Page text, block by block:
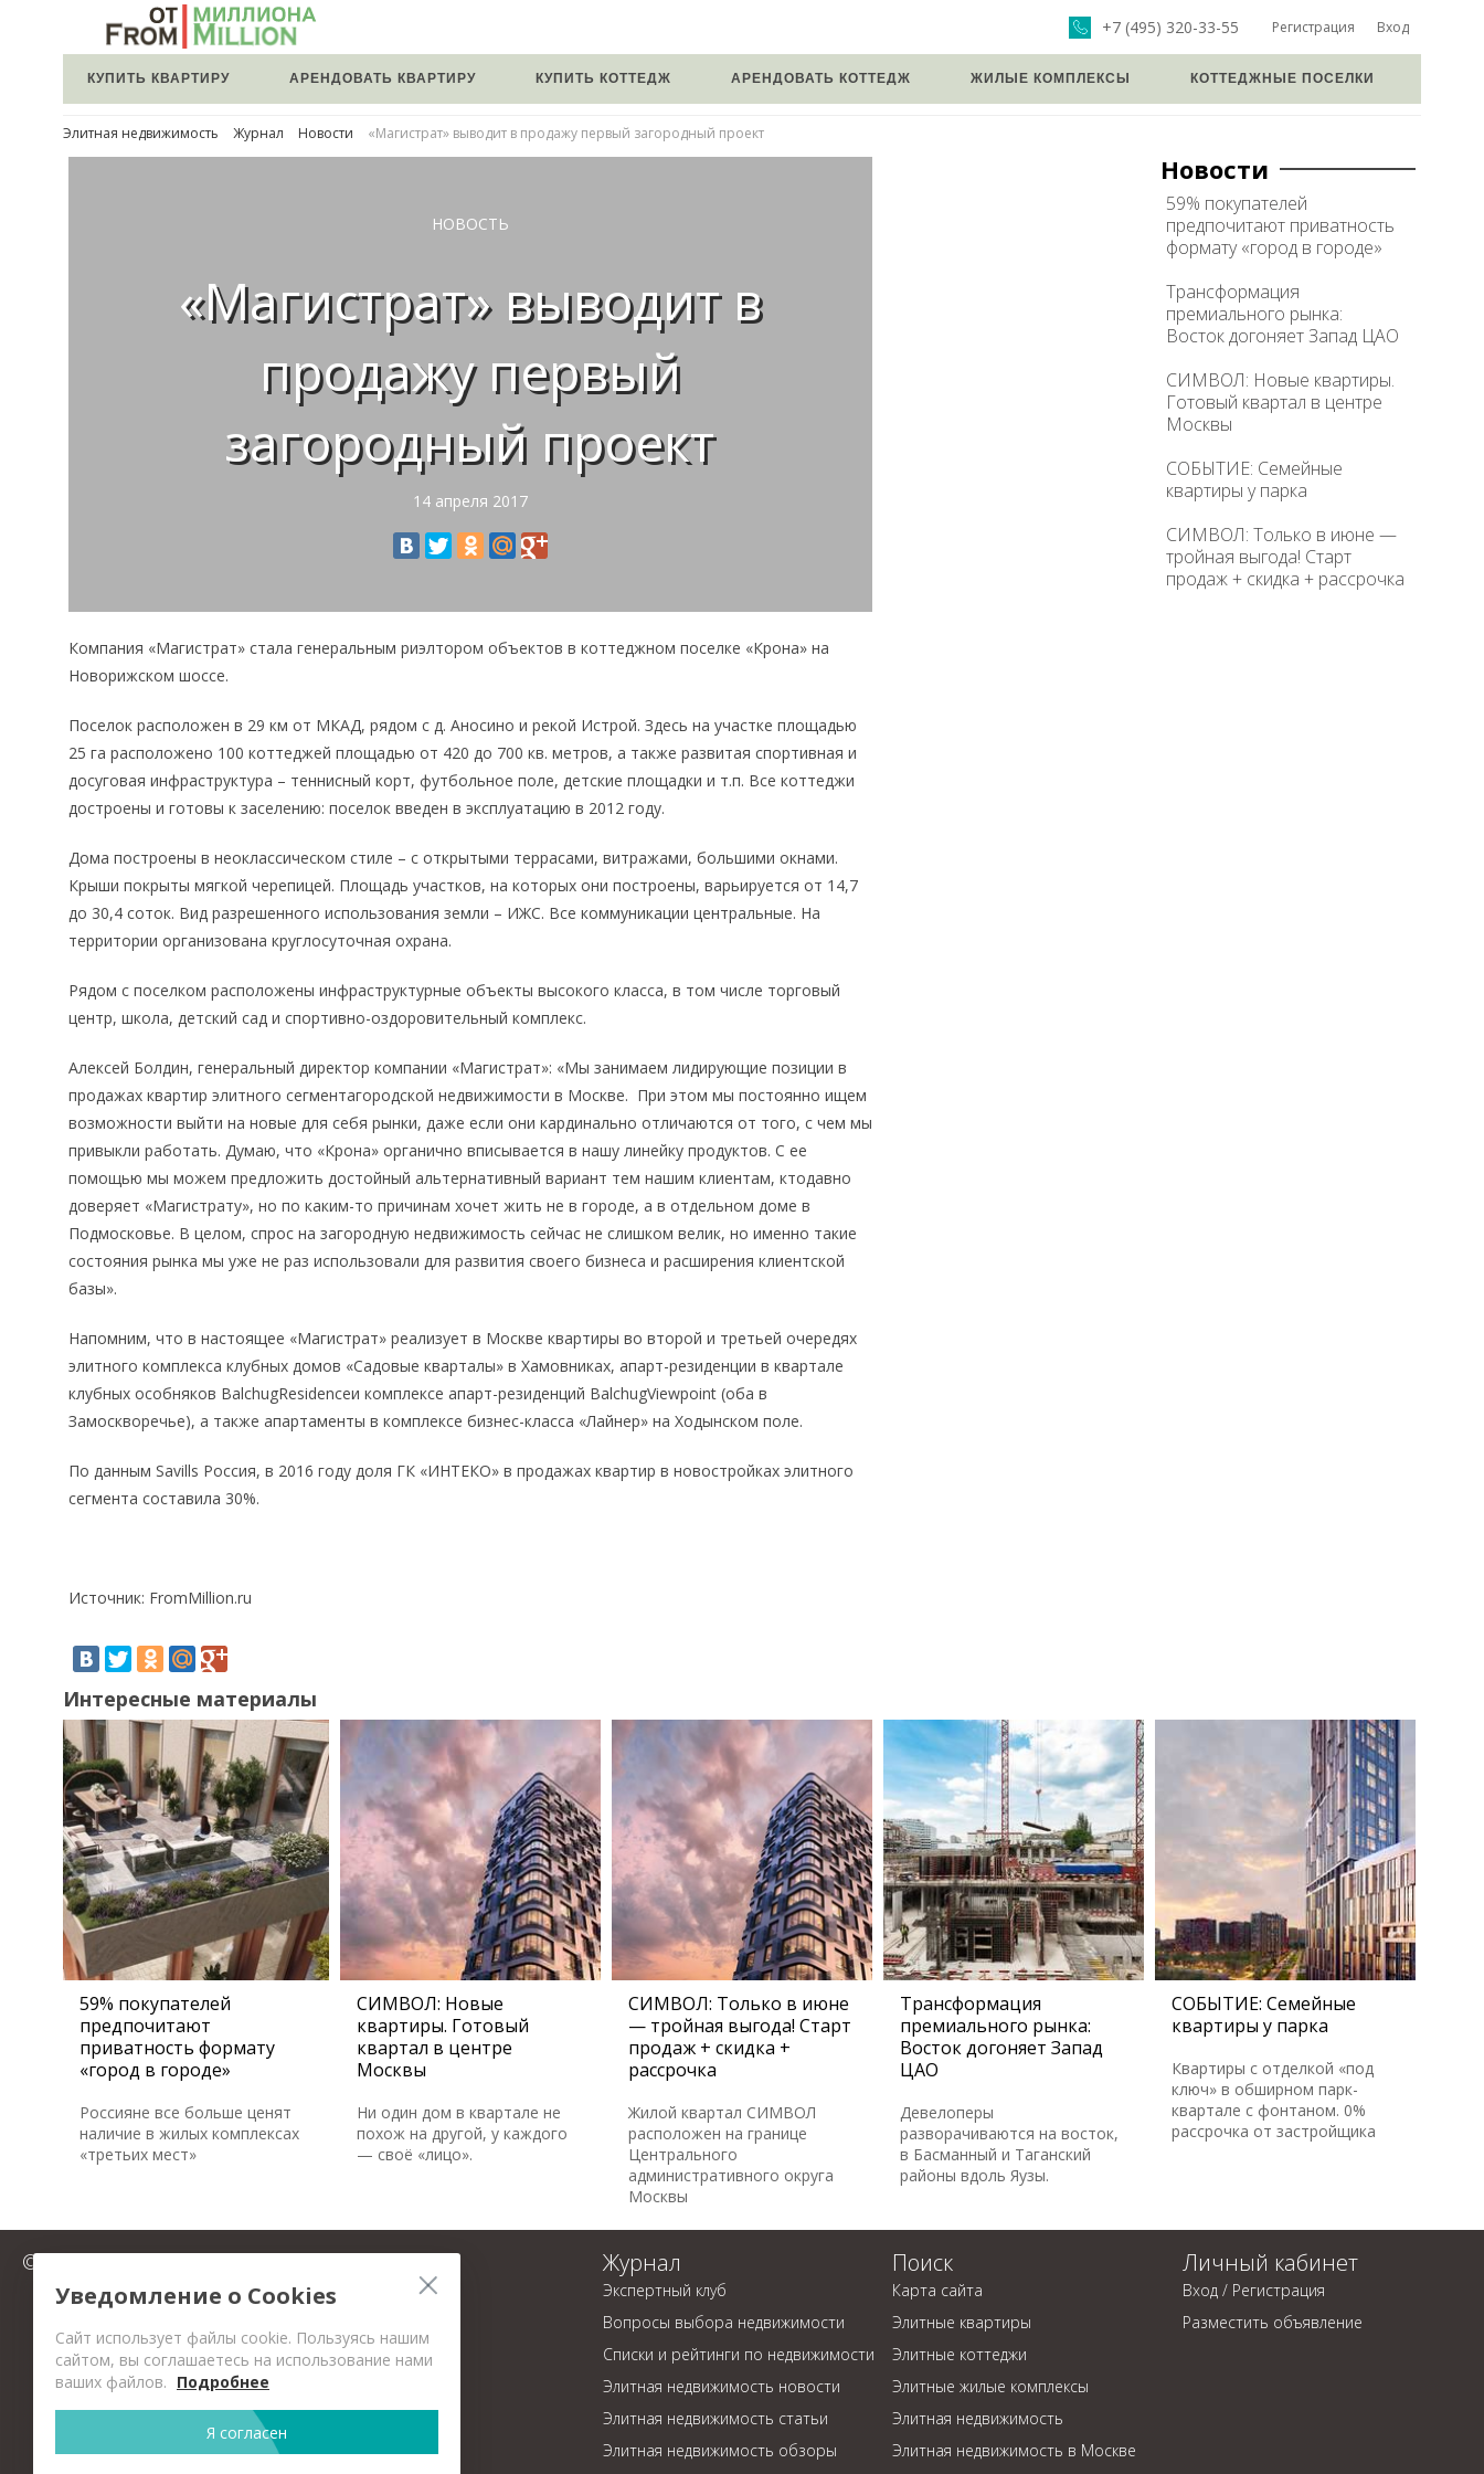
Регистрация Вход
+7 (495) 320-33-55
КУПИТЬ КВАРТИРУ АРЕНДОВАТЬ КВАРТИРУ КУПИТЬ КОТТЕДЖ АРЕНДОВАТЬ КОТТЕДЖ ЖИЛЫЕ КОМПЛЕКСЫ КОТТЕДЖНЫЕ ПОСЕЛКИ
Элитная недвижимость Журнал Новости «Магистрат» выводит в продажу первый загородный проект
НОВОСТЬ
«Магистрат» выводит в
продажу первый
загородный проект
14 апреля 2017
Компания «Магистрат» стала генеральным риэлтором объектов в коттеджном поселке «Крона» на
Новорижском шоссе.
Поселок расположен в 29 км от МКАД, рядом с д. Аносино и рекой Истрой. Здесь на участке площадью
25 га расположено 100 коттеджей площадью от 420 до 700 кв. метров, а также развитая спортивная и
досуговая инфраструктура – теннисный корт, футбольное поле, детские площадки и т.п. Все коттеджи
достроены и готовы к заселению: поселок введен в эксплуатацию в 2012 году.
Дома построены в неоклассическом стиле – с открытыми террасами, витражами, большими окнами.
Крыши покрыты мягкой черепицей. Площадь участков, на которых они построены, варьируется от 14,7
до 30,4 соток. Вид разрешенного использования земли – ИЖС. Все коммуникации центральные. На
территории организована круглосуточная охрана.
Рядом с поселком расположены инфраструктурные объекты высокого класса, в том числе торговый
центр, школа, детский сад и спортивно-оздоровительный комплекс.
Алексей Болдин, генеральный директор компании «Магистрат»: «Мы занимаем лидирующие позиции в
продажах квартир элитного сегментагородской недвижимости в Москве. При этом мы постоянно ищем
возможности выйти на новые для себя рынки, даже если они кардинально отличаются от того, с чем мы
привыкли работать. Думаю, что «Крона» органично вписывается в нашу линейку продуктов. С ее
помощью мы можем предложить достойный альтернативный вариант тем нашим клиентам, ктодавно
доверяет «Магистрату», но по каким-то причинам хочет жить не в городе, а в отдельном доме в
Подмосковье. В целом, спрос на загородную недвижимость сейчас не слишком велик, но именно такие
состояния рынка мы уже не раз использовали для развития своего бизнеса и расширения клиентской
базы».
Напомним, что в настоящее «Магистрат» реализует в Москве квартиры во второй и третьей очередях
элитного комплекса клубных домов «Садовые кварталы» в Хамовниках, апарт-резиденции в квартале
клубных особняков BalchugResidenceи комплексе апарт-резиденций BalchugViewpoint (оба в
Замоскворечье), а также апартаменты в комплексе бизнес-класса «Лайнер» на Ходынском поле.
По данным Savills Россия, в 2016 году доля ГК «ИНТЕКО» в продажах квартир в новостройках элитного
сегмента составила 30%.
Источник: FromMillion.ru
Новости
59% покупателей
предпочитают приватность
формату «город в городе»
Трансформация
премиального рынка:
Восток догоняет Запад ЦАО
СИМВОЛ: Новые квартиры.
Готовый квартал в центре
Москвы
СОБЫТИЕ: Семейные
квартиры у парка
СИМВОЛ: Только в июне —
тройная выгода! Старт
продаж + скидка + рассрочка
Интересные материалы
59% покупателей
предпочитают
приватность формату
«город в городе»
Россияне все больше ценят
наличие в жилых комплексах
«третьих мест»
СИМВОЛ: Новые
квартиры. Готовый
квартал в центре
Москвы
Ни один дом в квартале не
похож на другой, у каждого
— своё «лицо».
СИМВОЛ: Только в июне
— тройная выгода! Старт
продаж + скидка +
рассрочка
Жилой квартал СИМВОЛ
расположен на границе
Центрального
административного округа
Москвы
Трансформация
премиального рынка:
Восток догоняет Запад
ЦАО
Девелоперы
разворачиваются на восток,
в Басманный и Таганский
районы вдоль Яузы.
СОБЫТИЕ: Семейные
квартиры у парка
Квартиры с отделкой «под
ключ» в обширном парк-
квартале с фонтаном. 0%
рассрочка от застройщика
Уведомление о Cookies
Сайт использует файлы cookie. Пользуясь нашим
сайтом, вы соглашаетесь на использование нами
ваших файлов. Подробнее
Я согласен
© 2025 FromMillion.ru Журнал
Экспертный клуб
Вопросы выбора недвижимости
Списки и рейтинги по недвижимости
Элитная недвижимость новости
Элитная недвижимость статьи
Элитная недвижимость обзоры
Поиск
Карта сайта
Элитные квартиры
Элитные коттеджи
Элитные жилые комплексы
Элитная недвижимость
Элитная недвижимость в Москве
Личный кабинет
Вход / Регистрация
Разместить объявление